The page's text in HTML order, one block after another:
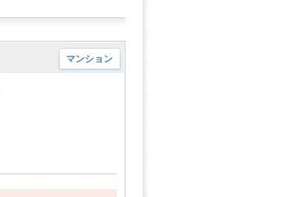
マンション